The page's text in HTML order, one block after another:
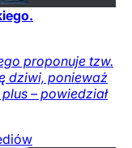
proponuje tzw.
dziwi, ponieważ
– powiedział